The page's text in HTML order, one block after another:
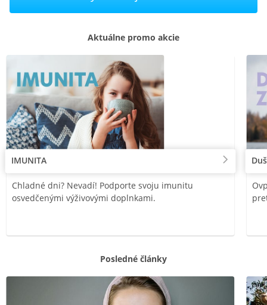
Aktuálne promo akcie
IMUNITA
Chladné dni? Nevadí! Podporte svoju imunitu
osvedčenými výživovými doplnkami.
Posledné články